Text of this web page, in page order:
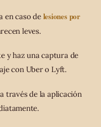
en caso de lesiones por
leves.
y haz una captura de
con Uber o Lyft.
a través de la aplicación